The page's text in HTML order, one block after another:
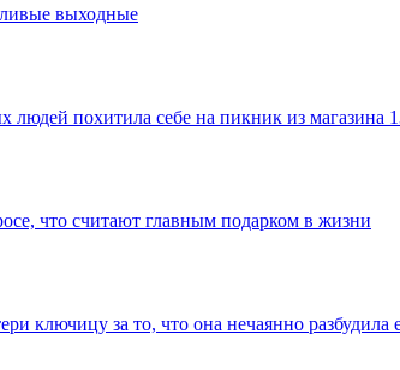
выходные
людей похитила себе на пикник из магазина
что считают главным подарком в жизни
ключицу за то, что она нечаянно разбудила